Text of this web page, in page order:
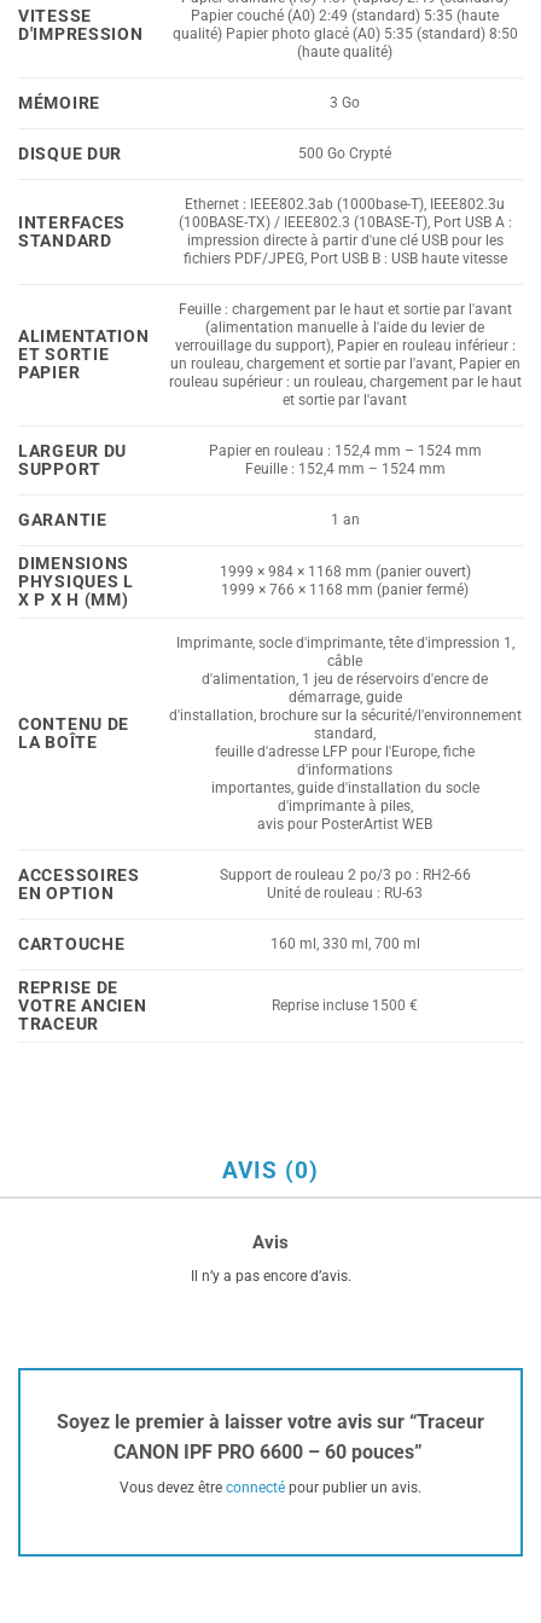
VITESSE
D'IMPRESSION
Papier couché (A0) 2:49 (standard) 5:35 (haute
qualité) Papier photo glacé (A0) 5:35 (standard) 8:50
(haute qualité)
MÉMOIRE 3 Go
DISQUE DUR 500 Go Crypté
INTERFACES
STANDARD
Ethernet : IEEE802.3ab (1000base-T), IEEE802.3u
(100BASE-TX) / IEEE802.3 (10BASE-T), Port USB A :
impression directe à partir d'une clé USB pour les
fichiers PDF/JPEG, Port USB B : USB haute vitesse
ALIMENTATION
ET SORTIE
PAPIER
Feuille : chargement par le haut et sortie par l'avant
(alimentation manuelle à l'aide du levier de
verrouillage du support), Papier en rouleau inférieur :
un rouleau, chargement et sortie par l'avant, Papier en
rouleau supérieur : un rouleau, chargement par le haut
et sortie par l'avant
LARGEUR DU
SUPPORT
Papier en rouleau : 152,4 mm – 1524 mm
Feuille : 152,4 mm – 1524 mm
GARANTIE 1 an
DIMENSIONS
PHYSIQUES L
X P X H (MM)
1999 × 984 × 1168 mm (panier ouvert)
1999 × 766 × 1168 mm (panier fermé)
CONTENU DE
LA BOÎTE
Imprimante, socle d'imprimante, tête d'impression 1,
câble
d'alimentation, 1 jeu de réservoirs d'encre de
démarrage, guide
d'installation, brochure sur la sécurité/l'environnement
standard,
feuille d'adresse LFP pour l'Europe, fiche
d'informations
importantes, guide d'installation du socle
d'imprimante à piles,
avis pour PosterArtist WEB
ACCESSOIRES
EN OPTION
Support de rouleau 2 po/3 po : RH2-66
Unité de rouleau : RU-63
CARTOUCHE 160 ml, 330 ml, 700 ml
REPRISE DE
VOTRE ANCIEN
TRACEUR
Reprise incluse 1500 €
AVIS (0)
Avis
Il n’y a pas encore d’avis.
Soyez le premier à laisser votre avis sur “Traceur
CANON IPF PRO 6600 – 60 pouces”
Vous devez être connecté pour publier un avis.